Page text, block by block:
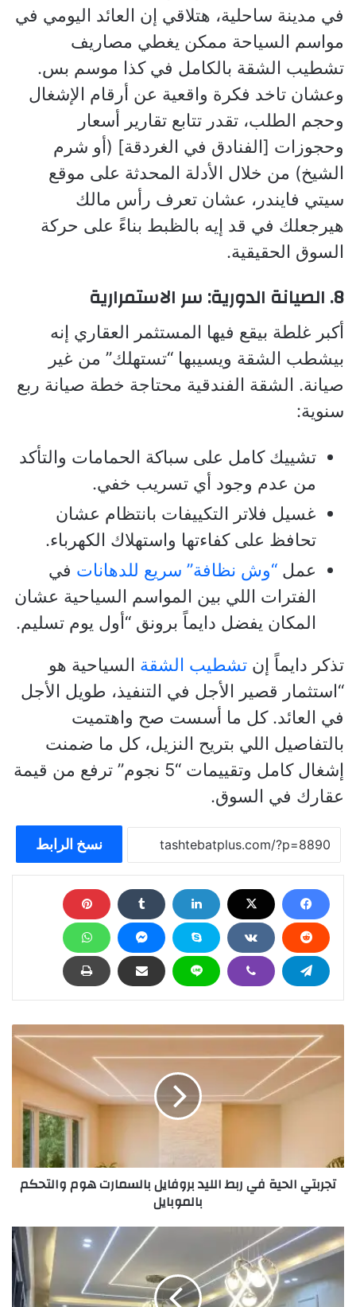
في مدينة ساحلية، هتلاقي إن العائد اليومي في
مواسم السياحة ممكن يغطي مصاريف
تشطيب الشقة بالكامل في كذا موسم بس.
وعشان تاخد فكرة واقعية عن أرقام الإشغال
وحجم الطلب، تقدر تتابع تقارير أسعار
وحجوزات [الفنادق في الغردقة] (أو شرم
الشيخ) من خلال الأدلة المحدثة على موقع
سيتي فايندر، عشان تعرف رأس مالك
هيرجعلك في قد إيه بالظبط بناءً على حركة
السوق الحقيقية.
8. الصيانة الدورية: سر الاستمرارية
أكبر غلطة بيقع فيها المستثمر العقاري إنه
بيشطب الشقة ويسيبها “تستهلك” من غير
صيانة. الشقة الفندقية محتاجة خطة صيانة ربع
سنوية:
تشييك كامل على سباكة الحمامات والتأكد
من عدم وجود أي تسريب خفي.
غسيل فلاتر التكييفات بانتظام عشان
تحافظ على كفاءتها واستهلاك الكهرباء.
عمل “وش نظافة” سريع للدهانات في
الفترات اللي بين المواسم السياحية عشان
المكان يفضل دايماً برونق “أول يوم تسليم.
تذكر دايماً إن تشطيب الشقة السياحية هو
“استثمار قصير الأجل في التنفيذ، طويل الأجل
في العائد. كل ما أسست صح واهتميت
بالتفاصيل اللي بتريح النزيل، كل ما ضمنت
إشغال كامل وتقييمات “5 نجوم” ترفع من قيمة
عقارك في السوق.
نسخ الرابط
تجربتي الحية في ربط الليد بروفايل بالسمارت هوم والتحكم
بالموبايل